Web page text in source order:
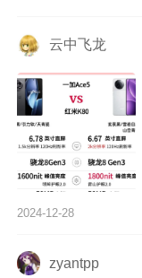
云中飞龙
2024-12-28
zyantpp